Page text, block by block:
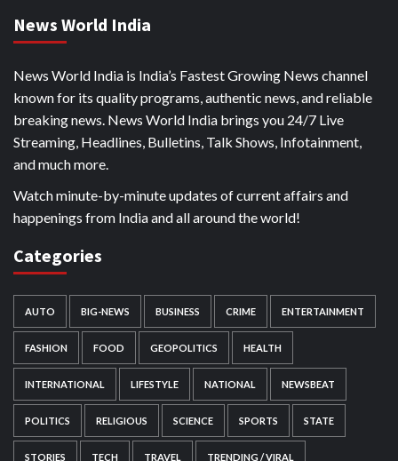
News World India
News World India is India’s Fastest Growing News channel
known for its quality programs, authentic news, and reliable
breaking news. News World India brings you 24/7 Live
Streaming, Headlines, Bulletins, Talk Shows, Infotainment,
and much more.
Watch minute-by-minute updates of current affairs and
happenings from India and all around the world!
Categories
AUTO BIG-NEWS BUSINESS CRIME ENTERTAINMENT
FASHION FOOD GEOPOLITICS HEALTH
INTERNATIONAL LIFESTYLE NATIONAL NEWSBEAT
POLITICS RELIGIOUS SCIENCE SPORTS STATE
STORIES TECH TRAVEL TRENDING / VIRAL